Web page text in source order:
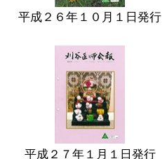
平成２６年１０月１日発行
平成２７年１月１日発行